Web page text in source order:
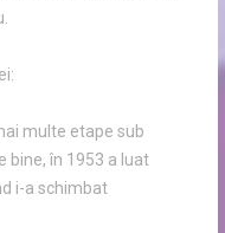
multe etape sub
bine, în 1953 a luat
i-a schimbat